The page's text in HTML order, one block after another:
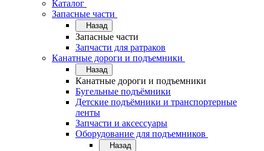
Каталог
Запасные части
Назад
Запасные части
Запчасти для ратраков
Канатные дороги и подъемники
Назад
Канатные дороги и подъемники
Бугельные подъёмники
Детские подъёмники и транспортерные
ленты
Запчасти и аксессуары
Оборудование для подъемников
Назад